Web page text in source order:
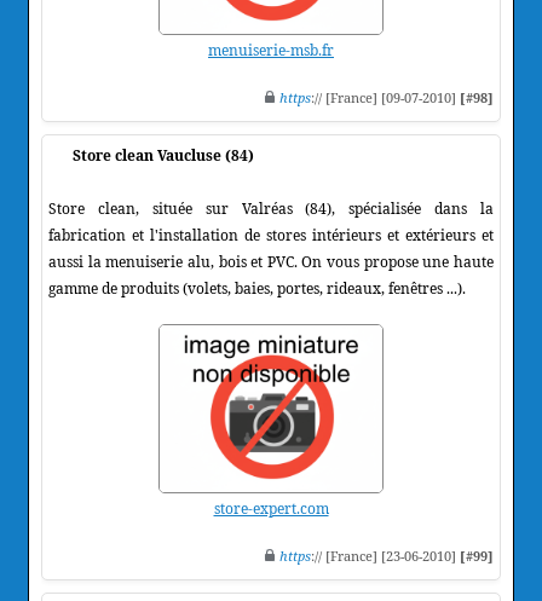
menuiserie-msb.fr
https:// [France] [09-07-2010] [#98]
Store clean Vaucluse (84)
Store clean, située sur Valréas (84), spécialisée dans la
fabrication et l'installation de stores intérieurs et extérieurs et
aussi la menuiserie alu, bois et PVC. On vous propose une haute
gamme de produits (volets, baies, portes, rideaux, fenêtres ...).
store-expert.com
https:// [France] [23-06-2010] [#99]